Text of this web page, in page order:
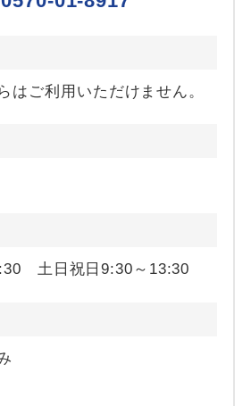
はご利用いただけません。
土日祝日9:30～13:30